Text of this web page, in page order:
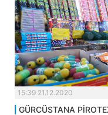
15:39 21.12.2020
GÜRCÜSTANA